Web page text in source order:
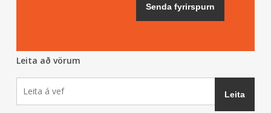
Leita að vörum